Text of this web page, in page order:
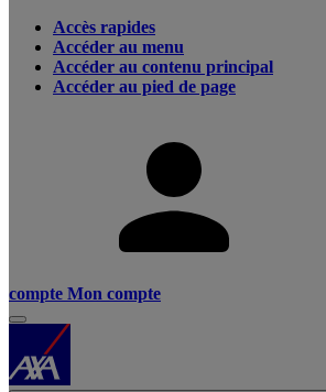
Accès rapides
Accéder au menu
Accéder au contenu principal
Accéder au pied de page
compte Mon compte